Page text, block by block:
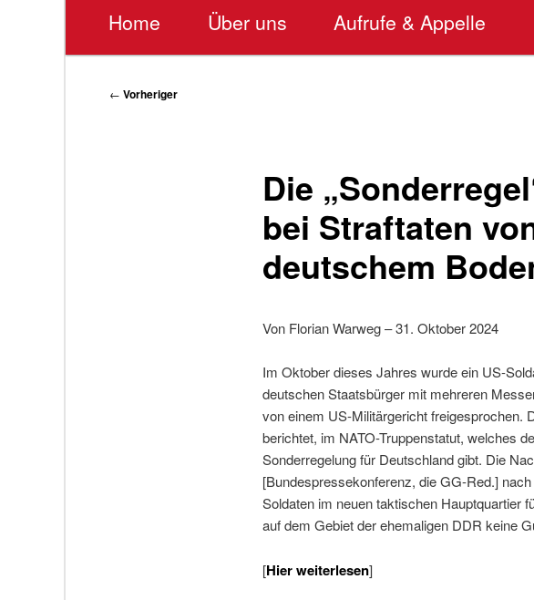
Home Über uns Aufrufe & Appelle
Beitragsnavigation
← Vorheriger
Die
bei Straftaten
deutschem
Von Florian Warweg – 31. Oktober 2024
Im Oktober dieses Jahres wurde ein US-
deutschen Staatsbürger mit mehreren
von einem US-Militärgericht freigesprochen.
berichtet, im NATO-Truppenstatut, welches
Sonderregelung für Deutschland gibt. Die
[Bundespressekonferenz, die GG-Red.]
Soldaten im neuen taktischen Hauptquartier
auf dem Gebiet der ehemaligen DDR keine
[Hier weiterlesen]